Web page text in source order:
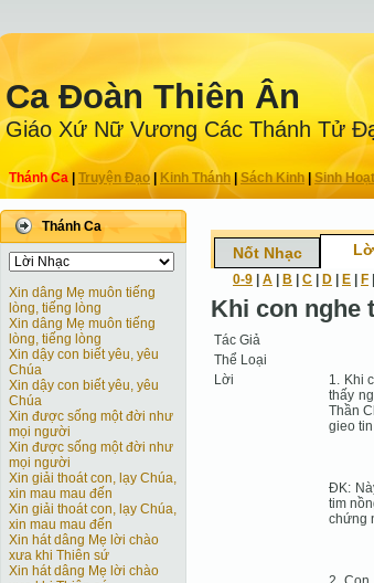
Ca Ðoàn Thiên Ân
Giáo Xứ Nữ Vương Các Thánh Tử
Thánh Ca Truyện Ðạo| Kinh Thánh Sách Kinh|Sinh Hoạt
Thánh Ca
Xin dâng Mẹ muôn tiếng
lòng, tiếng lòng
Xin dâng Mẹ muôn tiếng
lòng, tiếng lòng
Xin dậy con biết yêu, yêu
Chúa
Xin dậy con biết yêu, yêu
Chúa
Xin được sống một đời như
mọi người
Xin được sống một đời như
mọi người
Xin giải thoát con, lạy Chúa,
xin mau mau đến
Xin giải thoát con, lạy Chúa,
xin mau mau đến
Xin hát dâng Mẹ lời chào
xưa khi Thiên sứ
Xin hát dâng Mẹ lời chào
Nốt Nhạc
0-9 A B C D E F
Khi con nghe
Tác Giả
Thể Loại
Lời
1. Khi
thấy
Thần
gieo
ÐK:
tim
chứng